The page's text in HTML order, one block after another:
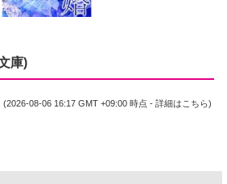
庫)
(2026-08-06 16:17 GMT +09:00 時点 -詳細はこちら)